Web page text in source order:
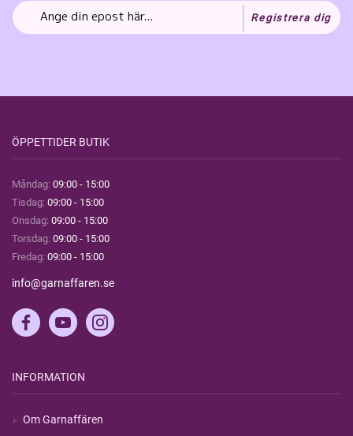
Registrera dig
ÖPPETTIDER BUTIK
Måndag: 09:00 - 15:00
Tisdag: 09:00 - 15:00
Onsdag: 09:00 - 15:00
Torsdag: 09:00 - 15:00
Fredag: 09:00 - 15:00
info@garnaffaren.se
INFORMATION
Om Garnaffären